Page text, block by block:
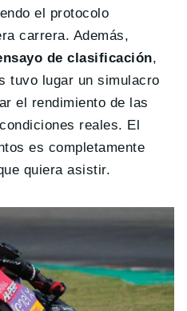
el protocolo
carrera. Además,
de clasificación,
tuvo lugar un simulacro
el rendimiento de las
reales. El
es completamente
quiera asistir.